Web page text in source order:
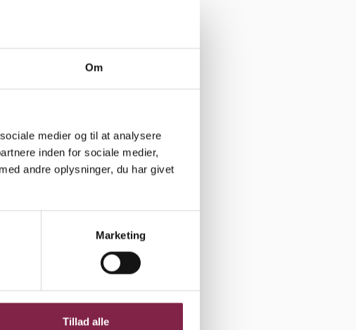
Om
medier og til at analysere
inden for sociale medier,
andre oplysninger, du har givet
Marketing
Tillad alle
de bliver
når de
de kan lave med
interesserer
ved at indføre
men på en